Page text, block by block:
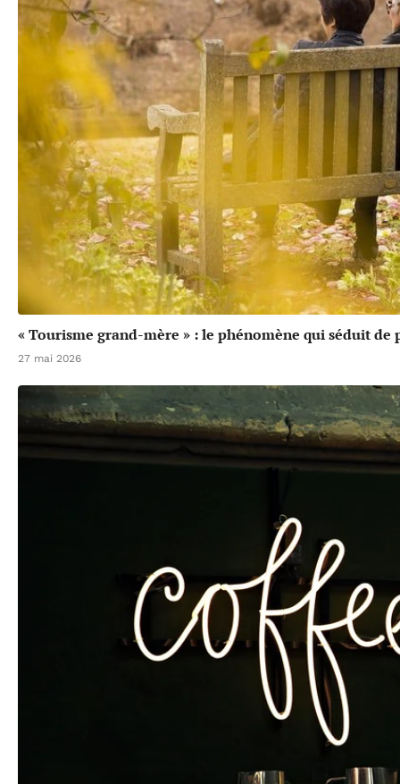
« Tourisme grand-mère » : le phénomène qui séduit de
27 mai 2026